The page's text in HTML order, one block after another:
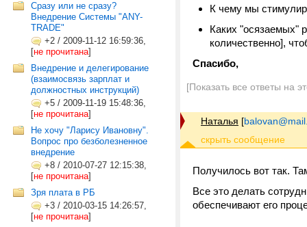
Сразу или не сразу?
Внедрение Системы "ANY-
TRADE"
+2 / 2009-11-12 16:59:36,
[не прочитана]
Внедрение и делегирование
(взаимосвязь зарплат и
должностных инструкций)
+5 / 2009-11-19 15:48:36,
[не прочитана]
Не хочу "Ларису Ивановну".
Вопрос про безболезненное
внедрение
+8 / 2010-07-27 12:15:38,
[не прочитана]
Зря плата в РБ
+3 / 2010-03-15 14:26:57,
[не прочитана]
К чему мы
Каких "осязаемых"
количественно],
Спасибо,
[Показать все ответы на
Наталья [
Получилось вот так.
Все это делать
обеспечивают его